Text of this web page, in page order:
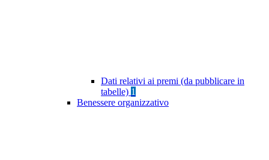
Dati relativi ai premi (da pubblicare in
tabelle) 1
Benessere organizzativo